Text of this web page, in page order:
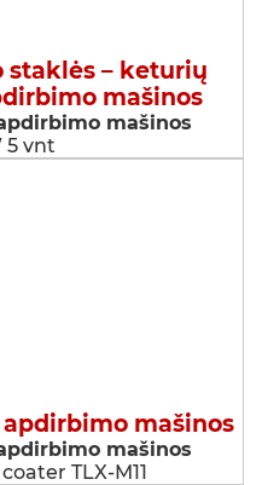
staklės – keturių
mašinos
mašinos
5 vnt
mašinos
mašinos
TLX-M11